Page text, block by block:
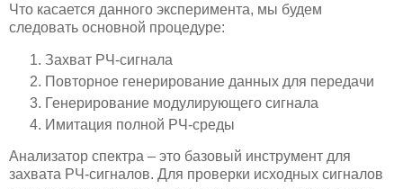
Что касается данного эксперимента, мы будем
следовать основной процедуре:
Захват РЧ-сигнала
Повторное генерирование данных для передачи
Генерирование модулирующего сигнала
Имитация полной РЧ-среды
Анализатор спектра – это базовый инструмент для
захвата РЧ-сигналов. Для проверки исходных сигналов